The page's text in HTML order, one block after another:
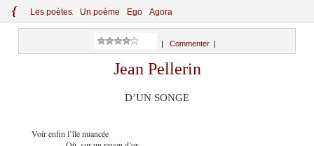
{ Les poètes Un poème Ego Agora
Commenter
Jean Pellerin
D’UN SONGE
Voir enfin l’île nuancée